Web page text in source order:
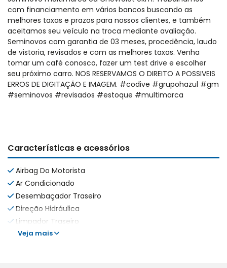
com financiamento em vários bancos buscando as
melhores taxas e prazos para nossos clientes, e também
aceitamos seu veículo na troca mediante avaliação.
Seminovos com garantia de 03 meses, procedência, laudo
de vistoria, revisados e com as melhores taxas. Venha
tomar um café conosco, fazer um test drive e escolher
seu próximo carro. NOS RESERVAMOS O DIREITO A POSSIVEIS
ERROS DE DIGITAÇÃO E IMAGEM. #codive #grupohazul #gm
#seminovos #revisados #estoque #multimarca
Características e acessórios
Airbag Do Motorista
Ar Condicionado
Desembaçador Traseiro
Direção Hidráulica
Limpador Traseiro
Veja mais